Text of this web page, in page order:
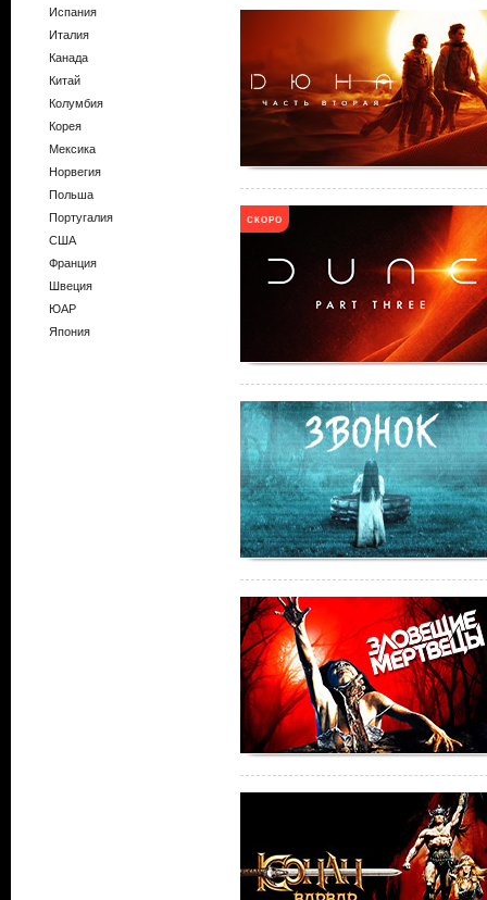
Испания
Италия
Канада
Китай
Колумбия
Корея
Мексика
Норвегия
Польша
Португалия
США
Франция
Швеция
ЮАР
Япония
СКОРО